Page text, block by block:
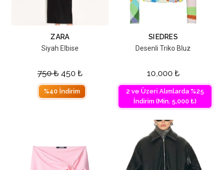
ZARA
Siyah Elbise
750₺ 450 ₺
%40 İndirim
SIEDRES
Desenli Triko Bluz
10,000 ₺
2 ve Üzeri Alımlarda %25
İndirim (Min. 5,000 ₺)